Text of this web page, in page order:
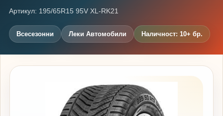
Артикул: 195/65R15 95V XL-RK21
Всесезонни Леки Автомобили Наличност: 10+ бр.